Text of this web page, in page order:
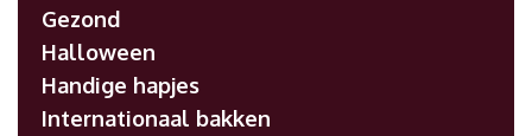
Gezond
Halloween
Handige hapjes
Internationaal bakken